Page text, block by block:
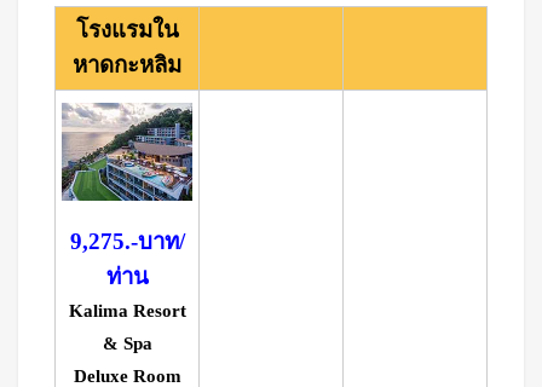
โรงแรมใน
หาดกะหลิม
9,275.-บาท/
ท่าน
Kalima Resort
& Spa
Deluxe Room